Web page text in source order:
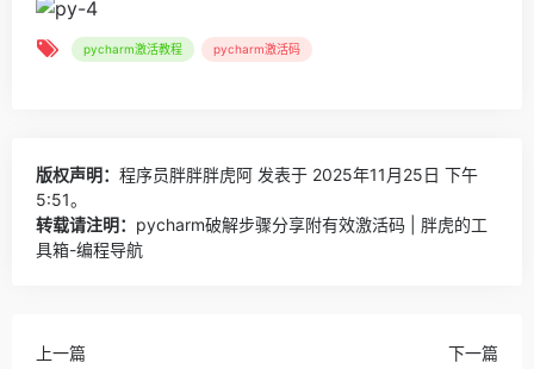
pycharm激活教程 pycharm激活码
版权声明： 程序员胖胖胖虎阿 发表于 2025年11月25日 下午
5:51。
转载请注明： pycharm破解步骤分享附有效激活码 | 胖虎的工
具箱-编程导航
上一篇 下一篇